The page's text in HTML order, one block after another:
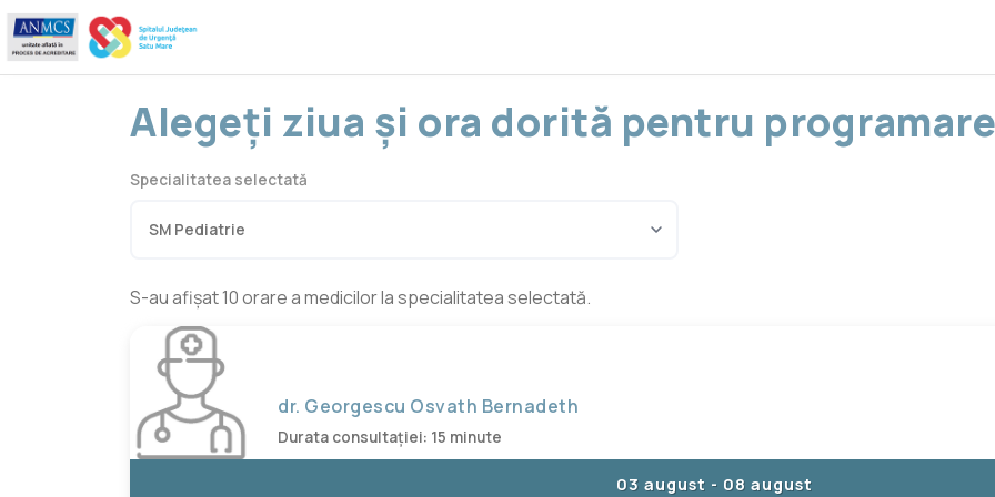
Alegeți ziua și ora dorită pentru
Specialitatea selectată
S-au afișat 10 orare a medicilor la specialitatea selectată.
dr. Georgescu Osvath Bernadeth
Durata consultației: 15 minute
03 august - 08 august